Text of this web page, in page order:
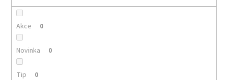
Akce 0
Novinka 0
Tip 0
m